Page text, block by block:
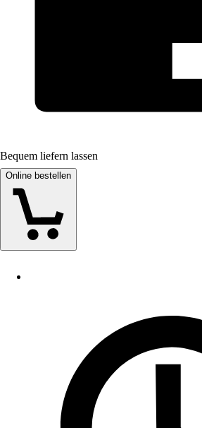
Bequem liefern lassen
Online bestellen